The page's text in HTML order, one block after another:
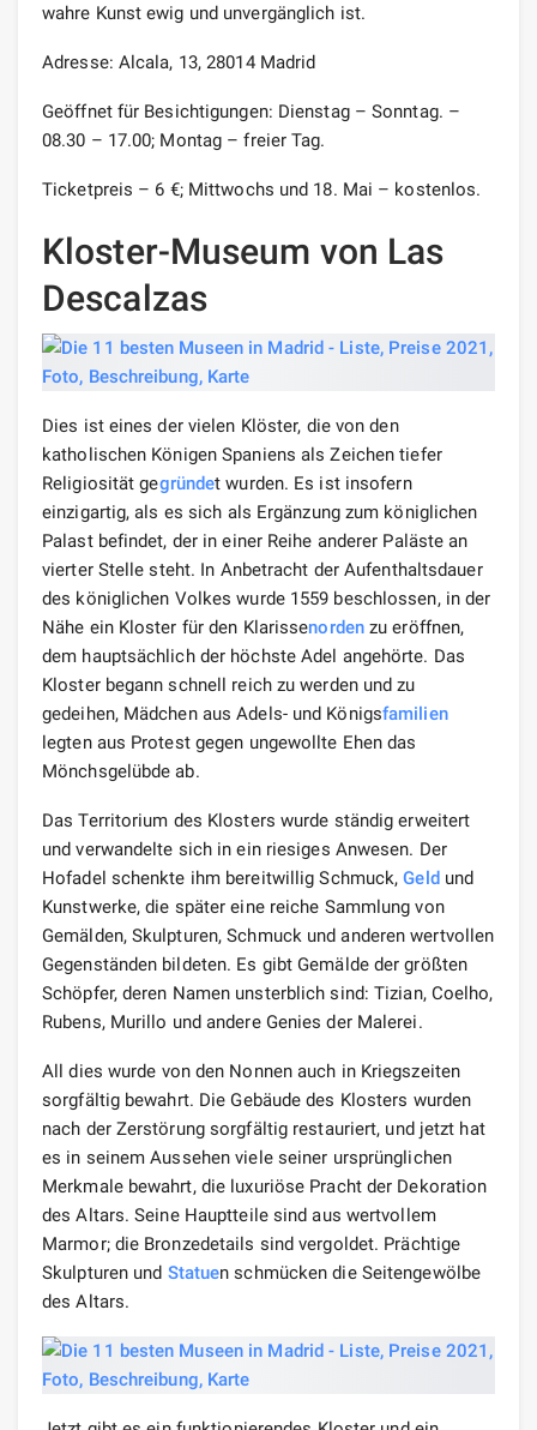
wahre Kunst ewig und unvergänglich ist.
Adresse: Alcala, 13, 28014 Madrid
Geöffnet für Besichtigungen: Dienstag – Sonntag. –
08.30 – 17.00; Montag – freier Tag.
Ticketpreis – 6 €; Mittwochs und 18. Mai – kostenlos.
Kloster-Museum von Las
Descalzas
Dies ist eines der vielen Klöster, die von den
katholischen Königen Spaniens als Zeichen tiefer
Religiosität gegründet wurden. Es ist insofern
einzigartig, als es sich als Ergänzung zum königlichen
Palast befindet, der in einer Reihe anderer Paläste an
vierter Stelle steht. In Anbetracht der Aufenthaltsdauer
des königlichen Volkes wurde 1559 beschlossen, in der
Nähe ein Kloster für den Klarissenordenzu eröffnen,
dem hauptsächlich der höchste Adel angehörte. Das
Kloster begann schnell reich zu werden und zu
gedeihen, Mädchen aus Adels- und Königsfamilien
legten aus Protest gegen ungewollte Ehen das
Mönchsgelübde ab.
Das Territorium des Klosters wurde ständig erweitert
und verwandelte sich in ein riesiges Anwesen. Der
Hofadel schenkte ihm bereitwillig Schmuck,Geldund
Kunstwerke, die später eine reiche Sammlung von
Gemälden, Skulpturen, Schmuck und anderen wertvollen
Gegenständen bildeten. Es gibt Gemälde der größten
Schöpfer, deren Namen unsterblich sind: Tizian, Coelho,
Rubens, Murillo und andere Genies der Malerei.
All dies wurde von den Nonnen auch in Kriegszeiten
sorgfältig bewahrt. Die Gebäude des Klosters wurden
nach der Zerstörung sorgfältig restauriert, und jetzt hat
es in seinem Aussehen viele seiner ursprünglichen
Merkmale bewahrt, die luxuriöse Pracht der Dekoration
des Altars. Seine Hauptteile sind aus wertvollem
Marmor; die Bronzedetails sind vergoldet. Prächtige
Skulpturen und Statuen schmücken die Seitengewölbe
des Altars.